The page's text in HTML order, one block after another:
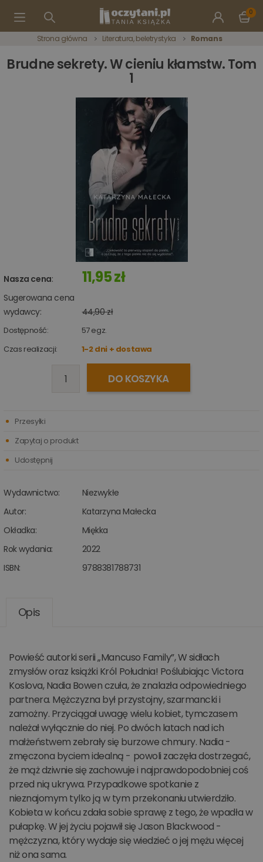
0
Strona główna Literatura, beletrystyka Romans
Brudne sekrety. W cieniu kłamstw. Tom
1
Nasza cena: 11,95 zł
Sugerowana cena
wydawcy:
44,90 zł
Dostępność: 57egz.
Czas realizacji:
1-2 dni + dostawa
DO KOSZYKA
Wydawnictwo:
Niezwykłe
Autor:
Katarzyna Małecka
Okładka:
Miękka
Rok wydania:
2022
ISBN:
9788381788731
Przesyłki
Zapytaj o produkt
Udostępnij
Opis
Powieść autorki serii „Mancuso Family”, W sidłach
zmysłów oraz książki Król Południa! Poślubiając Victora
Koslova, Nadia Bowen czuła, że znalazła odpowiedniego
partnera. Mężczyzna był przystojny, szarmancki i
zamożny. Przyciągał uwagę wielu kobiet, tymczasem
należał wyłącznie do niej. Po dwóch latach nad ich
małżeństwem zebrały się burzowe chmury. Nadia -
zmęczona byciem idealną - powoli zaczęła dostrzegać,
że mąż dziwnie się zachowuje i najprawdopodobniej coś
przed nią ukrywa. Przypadkowe spotkanie z
nieznajomym tylko ją w tym przekonaniu utwierdziło.
Kobieta w końcu zdała sobie sprawę z tego, że wpadła w
pułapkę. W jej życiu pojawił się Jason Blackwood -
mężczyzna, który wydaje się wiedzieć o jej mężu więcej
niż ona sama.